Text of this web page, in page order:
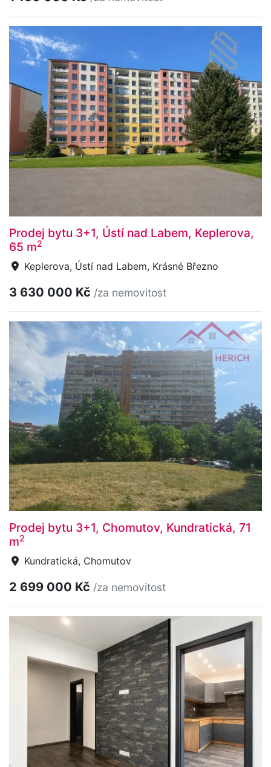
Prodej bytu 3+1, Ústí nad Labem, Keplerova,
65 m2
Keplerova, Ústí nad Labem, Krásné Březno
3 630 000 Kč /za nemovitost
Prodej bytu 3+1, Chomutov, Kundratická, 71
m2
Kundratická, Chomutov
2 699 000 Kč /za nemovitost